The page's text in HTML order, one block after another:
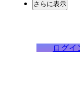
さらに表示
ログイ